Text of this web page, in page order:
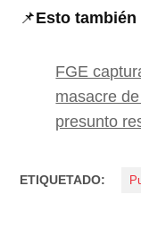
📌Esto
FGE
masacre
presunto
ETIQUETADO: